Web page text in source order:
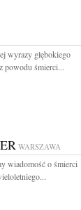
wyrazy głębokiego
powodu śmierci...
WARSZAWA
wiadomość o śmierci